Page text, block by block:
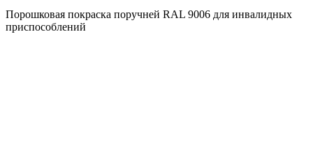
Порошковая покраска поручней RAL 9006 для инвалидных
приспособлений